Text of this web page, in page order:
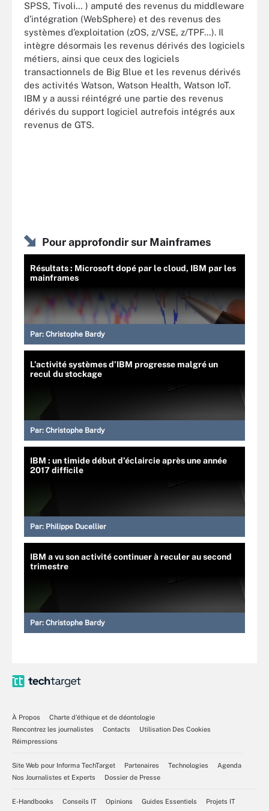
SPSS, Tivoli… ) amputé des revenus du middleware
d’intégration (WebSphere) et des revenus des
systèmes d’exploitation (zOS, z/VSE, z/TPF…). Il
intègre désormais les revenus dérivés des logiciels
métiers, ainsi que ceux des logiciels
transactionnels de Big Blue et les revenus dérivés
des activités Watson, Watson Health, Watson IoT.
IBM y a aussi réintégré une partie des revenus
dérivés du support logiciel autrefois intégrés aux
revenus de GTS.
Pour approfondir sur Mainframes
Résultats : Microsoft dopé par le cloud, IBM par les
mainframes
Par: Christophe Bardy
L’activité systèmes d’IBM progresse malgré un
recul du stockage
Par: Christophe Bardy
IBM : un timide début d’éclaircie après une année
2017 difficile
Par: Philippe Ducellier
IBM a vu son activité continuer à reculer au second
trimestre
Par: Christophe Bardy
À Propos
Charte d’éthique et de déontologie
Rencontrez les journalistes
Contacts
Utilisation Des Cookies
Réimpressions
Site Web pour Informa TechTarget Partenaires Technologies
Agenda
Nos Journalistes et Experts
Dossier de Presse
E-Handbooks Conseils IT Opinions Guides Essentiels Projets IT